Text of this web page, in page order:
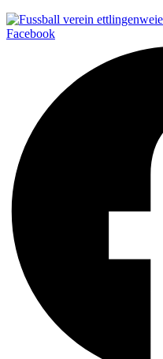
Facebook